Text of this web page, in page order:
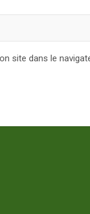
site dans le